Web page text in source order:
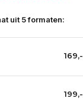
uit 5 formaten:
169,-
199,-